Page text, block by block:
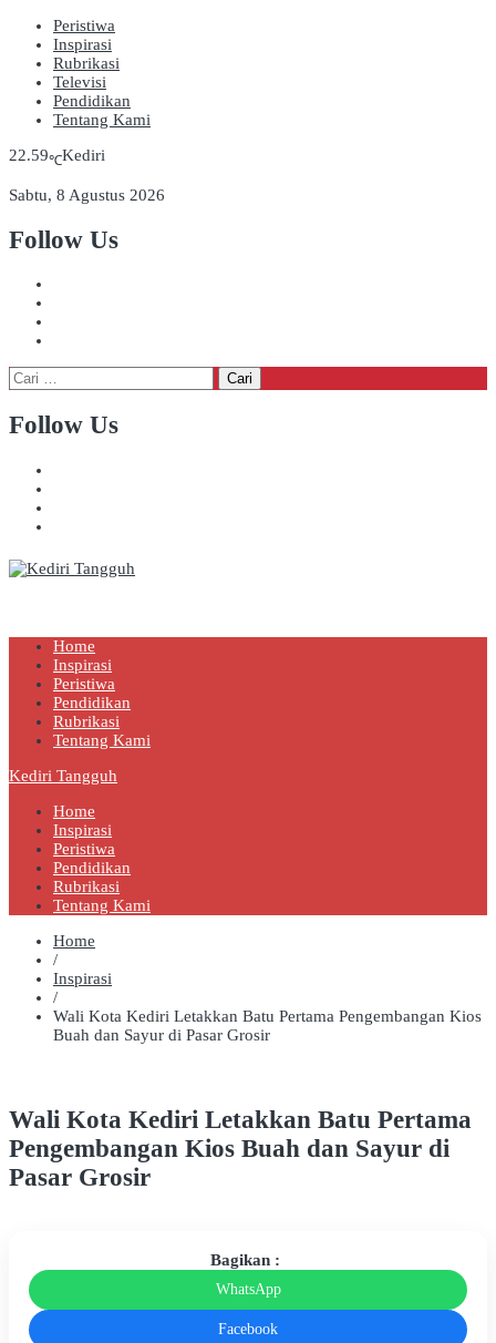
Peristiwa
Inspirasi
Rubrikasi
Televisi
Pendidikan
Tentang Kami
22.59℃Kediri
Sabtu, 8 Agustus 2026
Follow Us
Cari
untuk:
Follow Us
Home
Inspirasi
Peristiwa
Pendidikan
Rubrikasi
Tentang Kami
Kediri Tangguh
Home
Inspirasi
Peristiwa
Pendidikan
Rubrikasi
Tentang Kami
Home
/
Inspirasi
/
Wali Kota Kediri Letakkan Batu Pertama Pengembangan Kios
Buah dan Sayur di Pasar Grosir
Wali Kota Kediri Letakkan Batu Pertama
Pengembangan Kios Buah dan Sayur di
Pasar Grosir
Bagikan :
WhatsApp
Facebook